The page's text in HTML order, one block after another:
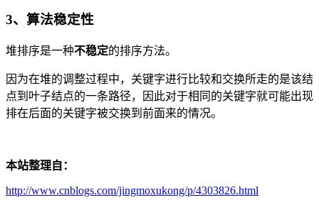
3、算法稳定性
堆排序是一种不稳定的排序方法。
因为在堆的调整过程中，关键字进行比较和交换所走的是该结
点到叶子结点的一条路径，因此对于相同的关键字就可能出现
排在后面的关键字被交换到前面来的情况。
本站整理自：
http://www.cnblogs.com/jingmoxukong/p/4303826.html